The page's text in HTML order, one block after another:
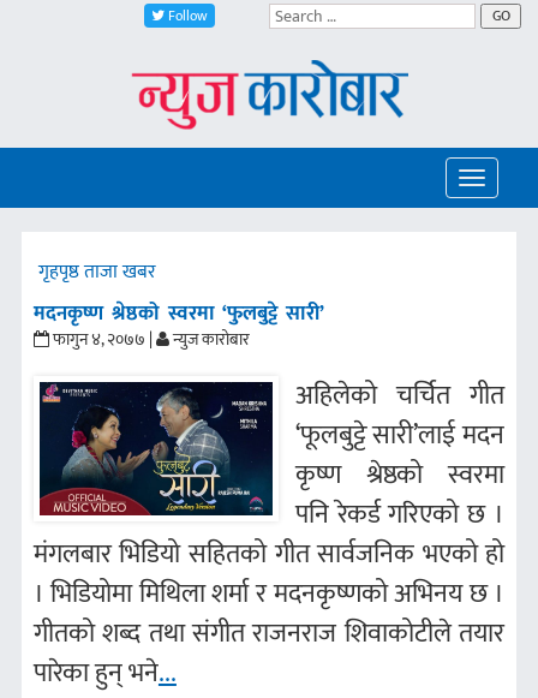
Follow GO
Toggle
गृहपृष्ठताजा खबर
मदनकृष्ण श्रेष्ठको स्वरमा ‘फुलबुट्टे सारी’
फागुन ४, २०७७ | न्युज कारोबार
अहिलेको चर्चित गीत
‘फूलबुट्टे सारी’लाई मदन
कृष्ण श्रेष्ठको स्वरमा
पनि रेकर्ड गरिएको छ ।
मंगलबार भिडियो सहितको गीत सार्वजनिक भएको हो
। भिडियोमा मिथिला शर्मा र मदनकृष्णको अभिनय छ ।
गीतको शब्द तथा संगीत राजनराज शिवाकोटीले तयार
पारेका हुन् भने...